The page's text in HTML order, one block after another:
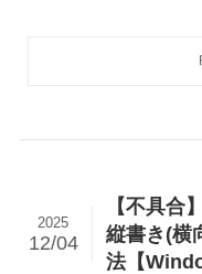
【不具合
縦書き(横
法【
2025
12/04